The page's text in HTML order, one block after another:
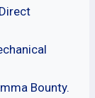
Bounty.